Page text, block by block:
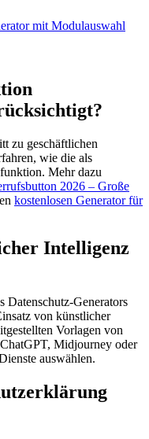
mit Modulauswahl
zu geschäftlichen
wie die als
Mehr dazu
2026 – Große
kostenlosen Generator für
Intelligenz
Datenschutz-Generators
von künstlicher
Vorlagen von
Midjourney oder
auswählen.